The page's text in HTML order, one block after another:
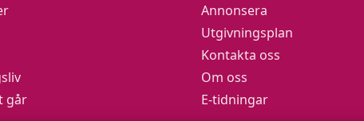
går
Annonsera
Utgivningsplan
Kontakta oss
Om oss
E-tidningar